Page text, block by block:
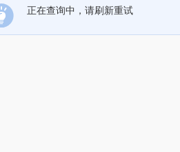
正在查询中，请刷新重试